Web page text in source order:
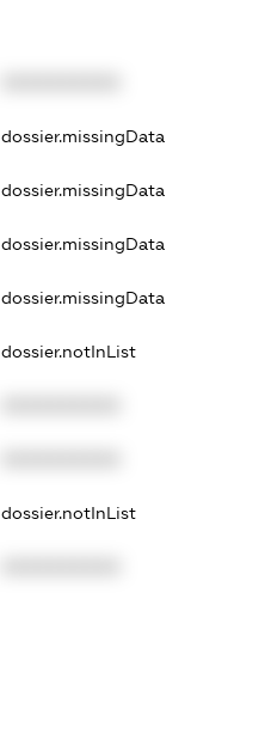
dossier.missingData
dossier.missingData
dossier.missingData
dossier.missingData
dossier.notInList
dossier.notInList